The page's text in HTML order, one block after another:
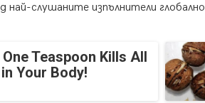
най-слушаните изпълнители
Teaspoon Kills All
Your Body!